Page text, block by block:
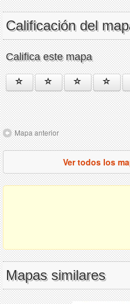
Calificación del
Califica este mapa
Mapa anterior
Ver todos los
Mapas similares